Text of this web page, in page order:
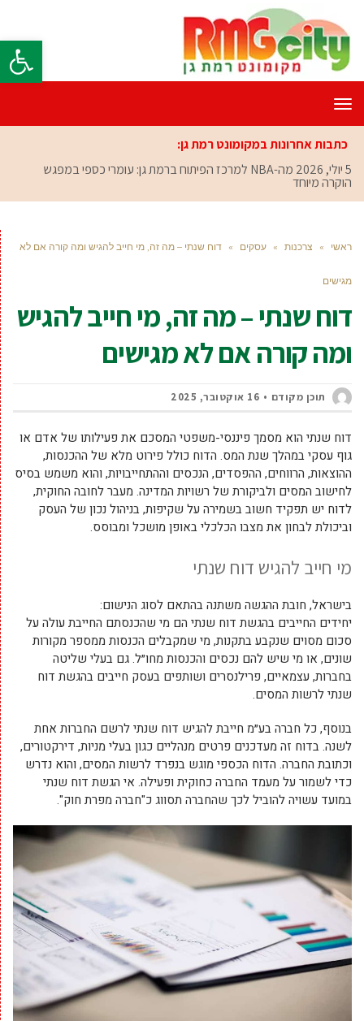
פתח
תפריט
כתבות אחרונות במקומונט רמת גן:
5 יולי, 2026
מה-NBA למרכז הפיתוח ברמת גן: עומרי כספי במפגש
הוקרה מיוחד
ראשי » צרכנות » עסקים » דוח שנתי – מה זה, מי חייב להגיש ומה קורה אם לא
מגישים
דוח שנתי – מה זה, מי חייב להגיש
ומה קורה אם לא מגישים
תוכן מקודם 16 אוקטובר, 2025
דוח שנתי הוא מסמך פיננסי-משפטי המסכם את פעילותו של אדם או
גוף עסקי במהלך שנת המס. הדוח כולל פירוט מלא של ההכנסות,
ההוצאות, הרווחים, ההפסדים, הנכסים וההתחייבויות, והוא משמש בסיס
לחישוב המסים ולביקורת של רשויות המדינה. מעבר לחובה החוקית,
לדוח יש תפקיד חשוב בשמירה על שקיפות, בניהול נכון של העסק
וביכולת לבחון את מצבו הכלכלי באופן מושכל ומבוסס.
מי חייב להגיש דוח שנתי
בישראל, חובת ההגשה משתנה בהתאם לסוג הנישום:
יחידים החייבים בהגשת דוח שנתי הם מי שהכנסתם החייבת עולה על
סכום מסוים שנקבע בתקנות, מי שמקבלים הכנסות ממספר מקורות
שונים, או מי שיש להם נכסים והכנסות מחו״ל. גם בעלי שליטה
בחברות, עצמאיים, פרילנסרים ושותפים בעסק חייבים בהגשת דוח
שנתי לרשות המסים.
בנוסף, כל חברה בע״מ חייבת להגיש דוח שנתי לרשם החברות אחת
לשנה. בדוח זה מעדכנים פרטים מנהליים כגון בעלי מניות, דירקטורים,
וכתובת החברה. הדוח הכספי מוגש בנפרד לרשות המסים, והוא נדרש
כדי לשמור על מעמד החברה כחוקית ופעילה. אי הגשת דוח שנתי
במועד עשויה להוביל לכך שהחברה תסווג כ"חברה מפרת חוק".